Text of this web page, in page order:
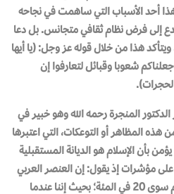
وهذا أحد الأسباب التي ساهمت في نجاحه
يدع إلى فرض نظام ثقافي متجانس. بل دعا
هذا من خلال قوله عز وجل: (يا أيها
شعوبا وقبائل لتعارفوا إن
المنجرة رحمه الله وهو خبير في
هذه المظاهر أو التوعكات، التي اعتبرها
يؤمن بأن الإسلام هو الديانة المستقبلية
مؤشرات إذ يقول: إن العنصر العربي
لم يصبح يشكل داخل ديانة الإسلام سوى 20 في المئة؛ بحيث إننا عندما